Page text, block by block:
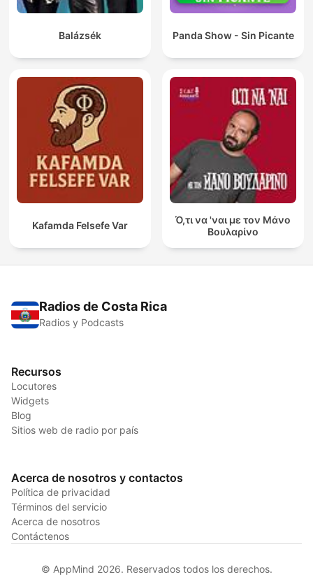
Balázsék Panda Show - Sin Picante
Kafamda Felsefe Var
Ό,τι να 'ναι με τον Μάνο
Βουλαρίνο
Radios de Costa Rica
Radios y Podcasts
Recursos
Locutores
Widgets
Blog
Sitios web de radio por país
Acerca de nosotros y contactos
Política de privacidad
Términos del servicio
Acerca de nosotros
Contáctenos
© AppMind 2026. Reservados todos los derechos.